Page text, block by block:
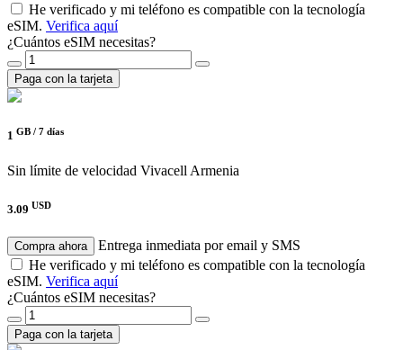
He verificado y mi teléfono es compatible con la tecnología
eSIM. Verifica aquí
¿Cuántos eSIM necesitas?
Paga con la tarjeta
1 GB / 7 días
Sin límite de velocidad Vivacell Armenia
3.09 USD
Compra ahora
Entrega inmediata por email y SMS
He verificado y mi teléfono es compatible con la tecnología
eSIM. Verifica aquí
¿Cuántos eSIM necesitas?
Paga con la tarjeta